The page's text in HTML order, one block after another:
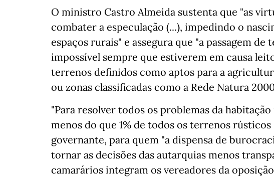
O ministro Castro Almeida sustenta que "as
combater a especulação (...), impedindo o
espaços rurais" e assegura que "a passagem
impossível sempre que estiverem em causa
terrenos definidos como aptos para a
ou zonas classificadas como a Rede Natura
"Para resolver todos os problemas da
menos do que 1% de todos os terrenos rústicos
governante, para quem "a dispensa de
tornar as decisões das autarquias menos
camarários integram os vereadores da